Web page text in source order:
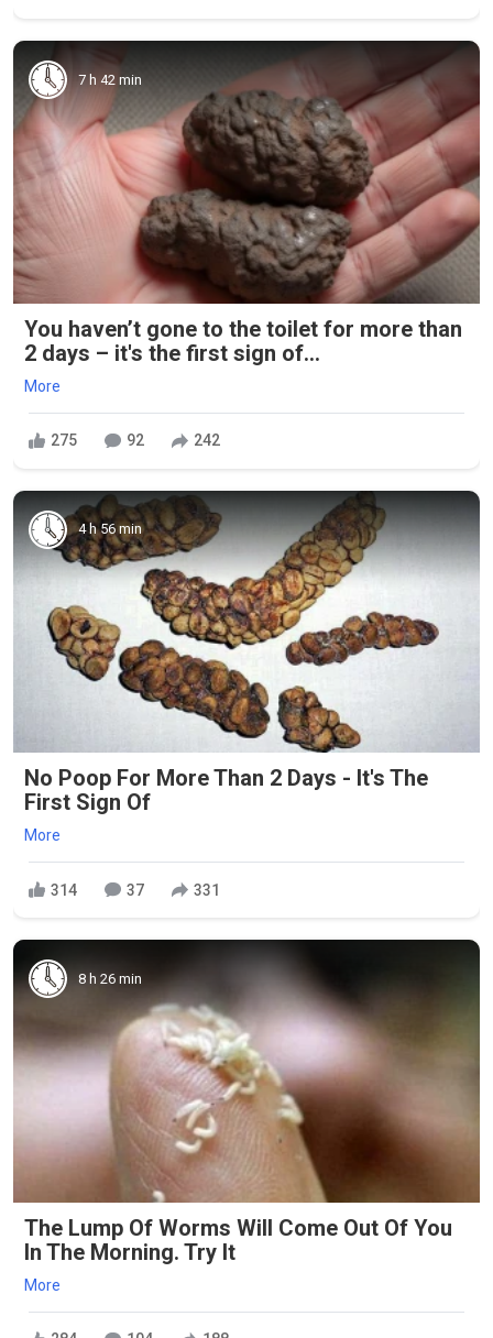
7 h 42 min
You haven’t gone to the toilet for more than
2 days – it's the first sign of...
More
275 92 242
4 h 56 min
No Poop For More Than 2 Days - It's The
First Sign Of
More
314 37 331
8 h 26 min
The Lump Of Worms Will Come Out Of You
In The Morning. Try It
More